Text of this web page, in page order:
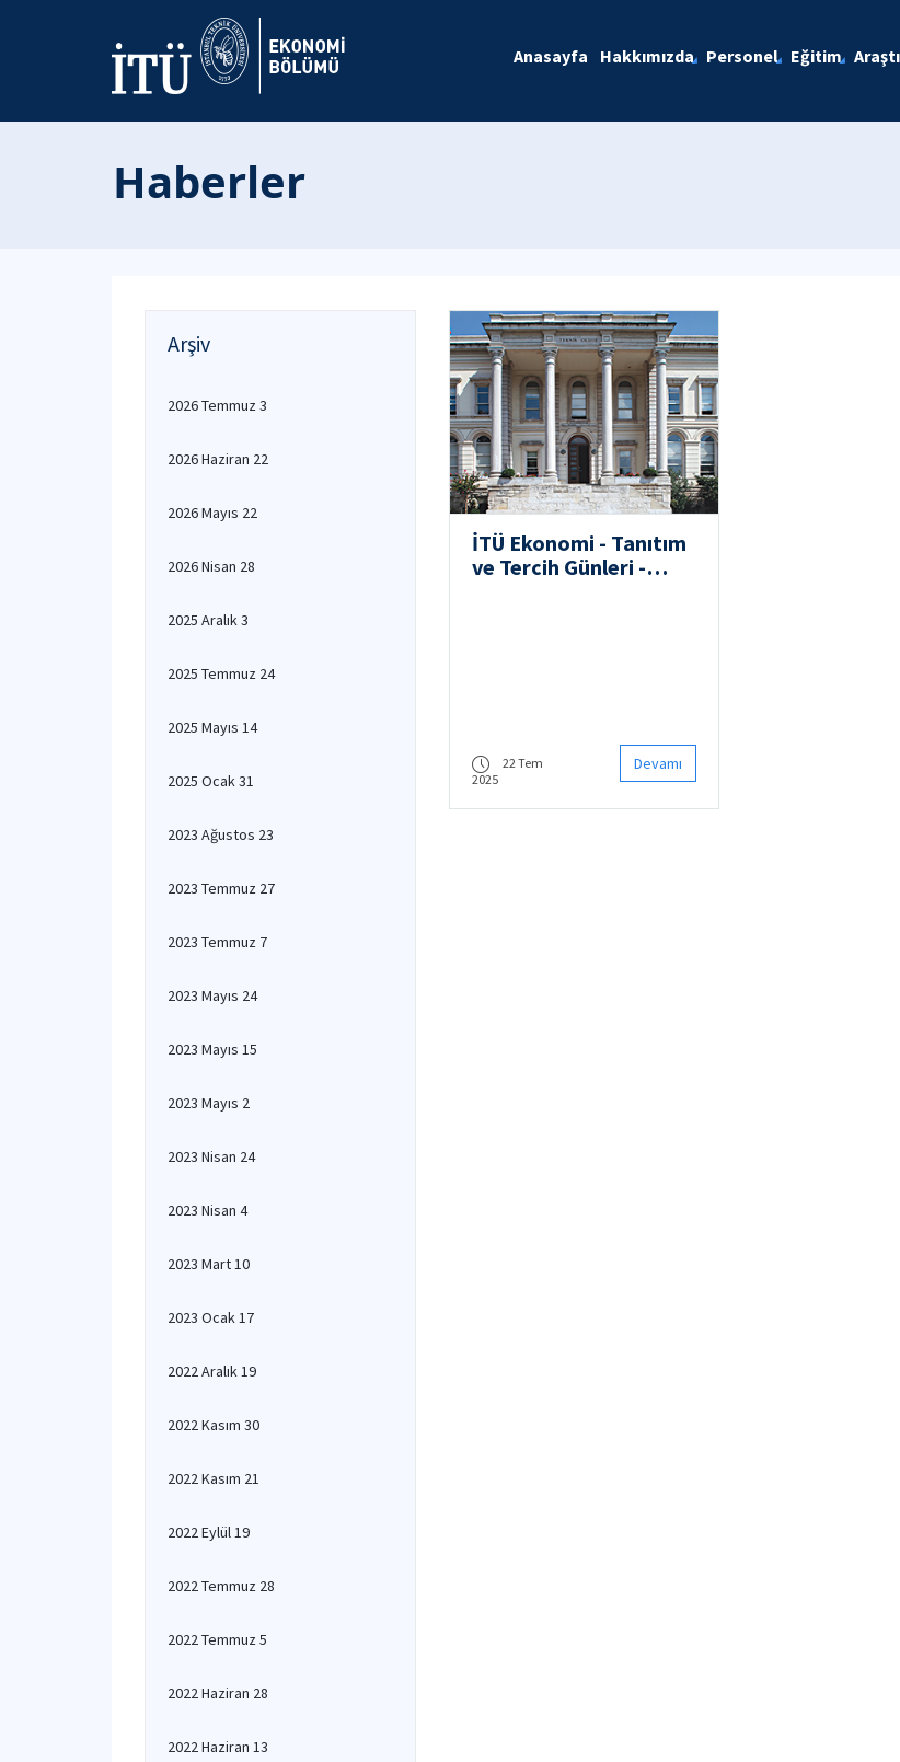
Anasayfa Hakkımızda Personel Eğitim
Haberler
Arşiv
2026 Temmuz 3
2026 Haziran 22
2026 Mayıs 22
2026 Nisan 28
2025 Aralık 3
2025 Temmuz 24
2025 Mayıs 14
2025 Ocak 31
2023 Ağustos 23
2023 Temmuz 27
2023 Temmuz 7
2023 Mayıs 24
2023 Mayıs 15
2023 Mayıs 2
2023 Nisan 24
2023 Nisan 4
2023 Mart 10
2023 Ocak 17
2022 Aralık 19
2022 Kasım 30
2022 Kasım 21
2022 Eylül 19
2022 Temmuz 28
2022 Temmuz 5
2022 Haziran 28
2022 Haziran 13
İTÜ Ekonomi - Tanıtım
ve Tercih Günleri -
22 Tem
2025
Devamı